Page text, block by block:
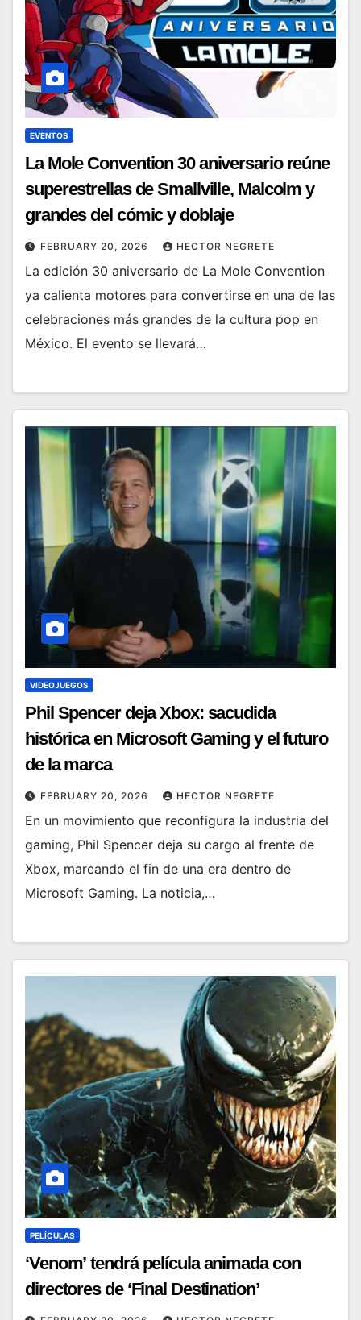
EVENTOS
La Mole Convention 30 aniversario reúne
superestrellas de Smallville, Malcolm y
grandes del cómic y doblaje
FEBRUARY 20, 2026 HECTOR NEGRETE
La edición 30 aniversario de La Mole Convention
ya calienta motores para convertirse en una de las
celebraciones más grandes de la cultura pop en
México. El evento se llevará…
VIDEOJUEGOS
Phil Spencer deja Xbox: sacudida
histórica en Microsoft Gaming y el futuro
de la marca
FEBRUARY 20, 2026 HECTOR NEGRETE
En un movimiento que reconfigura la industria del
gaming, Phil Spencer deja su cargo al frente de
Xbox, marcando el fin de una era dentro de
Microsoft Gaming. La noticia,…
PELÍCULAS
‘Venom’ tendrá película animada con
directores de ‘Final Destination’